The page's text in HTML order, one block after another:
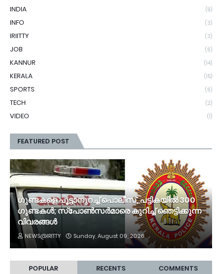
INDIA (9)
INFO (3)
IRIITTY (3)
JOB (6)
KANNUR (14)
KERALA (15)
SPORTS (6)
TECH (2)
VIDEO (1)
FEATURED POST
ഗുണ്ടകളെ പൂട്ടാനുറച്ച് പൊലീസ്, പട്ടികയിൽ 300
ഗുണ്ടകൾ; സ്‌പോൺസർമാരെ കുറിച്ച് ഞെട്ടിക്കുന്ന
വിവരങ്ങൾ
NEWS@IRITTY Sunday, August 09, 2026
POPULAR RECENTS COMMENTS